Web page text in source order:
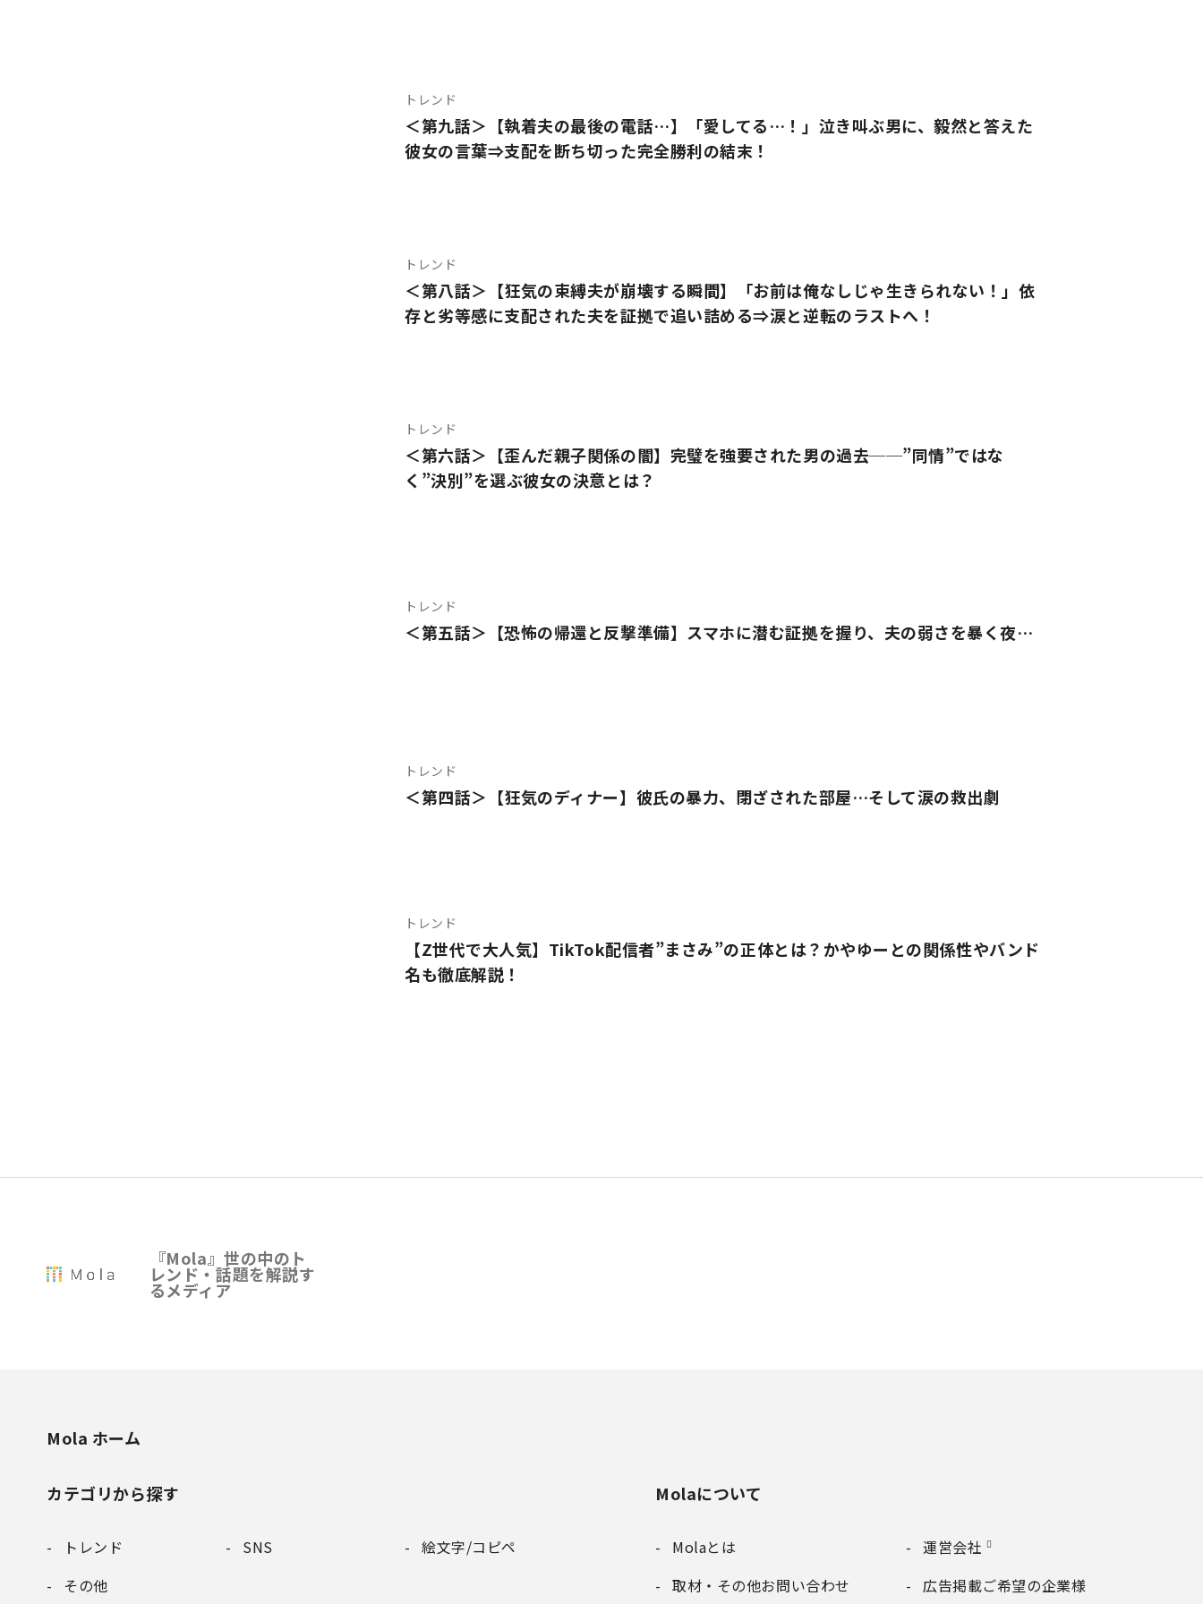
トレンド
＜第九話＞【執着夫の最後の電話…】「愛してる…！」泣き叫ぶ男に、毅然と答えた
彼女の言葉⇒支配を断ち切った完全勝利の結末！
トレンド
＜第八話＞【狂気の束縛夫が崩壊する瞬間】「お前は俺なしじゃ生きられない！」依
存と劣等感に支配された夫を証拠で追い詰める⇒涙と逆転のラストへ！
トレンド
＜第六話＞【歪んだ親子関係の闇】完璧を強要された男の過去──”同情”ではな
く”決別”を選ぶ彼女の決意とは？
トレンド
＜第五話＞【恐怖の帰還と反撃準備】スマホに潜む証拠を握り、夫の弱さを暴く夜…
トレンド
＜第四話＞【狂気のディナー】彼氏の暴力、閉ざされた部屋…そして涙の救出劇
トレンド
【Z世代で大人気】TikTok配信者”まさみ”の正体とは？かやゆーとの関係性やバンド
名も徹底解説！
『Mola』世の中のト
レンド・話題を解説す
るメディア
Mola ホーム
カテゴリから探す
トレンド SNS
絵文字/コピペ
その他
Molaについて
Molaとは
運営会社
取材・その他お問い合わせ
広告掲載ご希望の企業様